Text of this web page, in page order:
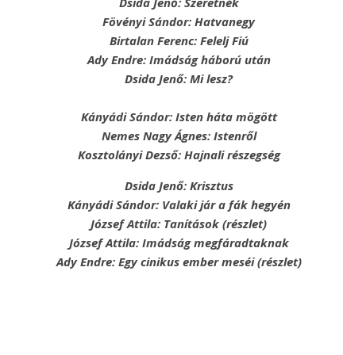
Fövényi Sándor: Hatvanegy
Birtalan Ferenc: Felelj Fiú
Ady Endre: Imádság háború után
Dsida Jenő: Mi lesz?
Kányádi Sándor: Isten háta mögött
Nemes Nagy Ágnes: Istenről
Kosztolányi Dezső: Hajnali részegség
Dsida Jenő: Krisztus
Kányádi Sándor: Valaki jár a fák hegyén
József Attila: Tanítások (részlet)
József Attila: Imádság megfáradtaknak
Ady Endre: Egy cinikus ember meséi (részlet)